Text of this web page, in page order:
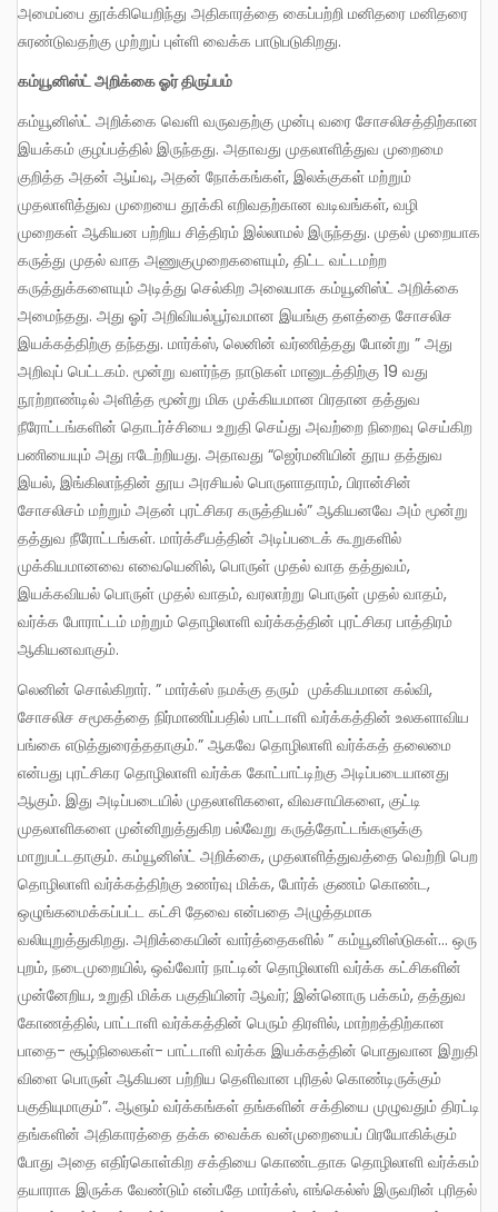
அமைப்பை தூக்கியெறிந்து அதிகாரத்தை கைப்பற்றி மனிதரை மனிதரை
சுரண்டுவதற்கு முற்றுப் புள்ளி வைக்க பாடுபடுகிறது.
கம்யூனிஸ்ட் அறிக்கை ஓர் திருப்பம்
கம்யூனிஸ்ட் அறிக்கை வெளி வருவதற்கு முன்பு வரை சோசலிசத்திற்கான
இயக்கம் குழப்பத்தில் இருந்தது. அதாவது முதலாளித்துவ முறைமை
குறித்த அதன் ஆய்வு, அதன் நோக்கங்கள், இலக்குகள் மற்றும்
முதலாளித்துவ முறையை தூக்கி எறிவதற்கான வடிவங்கள், வழி
முறைகள் ஆகியன பற்றிய சித்திரம் இல்லாமல் இருந்தது. முதல் முறையாக
கருத்து முதல் வாத அணுகுமுறைகளையும், திட்ட வட்டமற்ற
கருத்துக்களையும் அடித்து செல்கிற அலையாக கம்யூனிஸ்ட் அறிக்கை
அமைந்தது. அது ஓர் அறிவியல்பூர்வமான இயங்கு தளத்தை சோசலிச
இயக்கத்திற்கு தந்தது. மார்க்ஸ், லெனின் வர்ணித்தது போன்று ” அது
அறிவுப் பெட்டகம். மூன்று வளர்ந்த நாடுகள் மானுடத்திற்கு 19 வது
நூற்றாண்டில் அளித்த மூன்று மிக முக்கியமான பிரதான தத்துவ
நீரோட்டங்களின் தொடர்ச்சியை உறுதி செய்து அவற்றை நிறைவு செய்கிற
பணியையும் அது ஈடேற்றியது. அதாவது “ஜெர்மனியின் தூய தத்துவ
இயல், இங்கிலாந்தின் தூய அரசியல் பொருளாதாரம், பிரான்சின்
சோசலிசம் மற்றும் அதன் புரட்சிகர கருத்தியல்” ஆகியனவே அம் மூன்று
தத்துவ நீரோட்டங்கள். மார்க்சீயத்தின் அடிப்படைக் கூறுகளில்
முக்கியமானவை எவையெனில், பொருள் முதல் வாத தத்துவம்,
இயக்கவியல் பொருள் முதல் வாதம், வரலாற்று பொருள் முதல் வாதம்,
வர்க்க போராட்டம் மற்றும் தொழிலாளி வர்க்கத்தின் புரட்சிகர பாத்திரம்
ஆகியனவாகும்.
லெனின் சொல்கிறார். ” மார்க்ஸ் நமக்கு தரும் முக்கியமான கல்வி,
சோசலிச சமூகத்தை நிர்மாணிப்பதில் பாட்டாளி வர்க்கத்தின் உலகளாவிய
பங்கை எடுத்துரைத்ததாகும்.” ஆகவே தொழிலாளி வர்க்கத் தலைமை
என்பது புரட்சிகர தொழிலாளி வர்க்க கோட்பாட்டிற்கு அடிப்படையானது
ஆகும். இது அடிப்படையில் முதலாளிகளை, விவசாயிகளை, குட்டி
முதலாளிகளை முன்னிறுத்துகிற பல்வேறு கருத்தோட்டங்களுக்கு
மாறுபட்டதாகும். கம்யூனிஸ்ட் அறிக்கை, முதலாளித்துவத்தை வெற்றி பெற
தொழிலாளி வர்க்கத்திற்கு உணர்வு மிக்க, போர்க் குணம் கொண்ட,
ஒழுங்கமைக்கப்பட்ட கட்சி தேவை என்பதை அழுத்தமாக
வலியுறுத்துகிறது. அறிக்கையின் வார்த்தைகளில் ” கம்யூனிஸ்டுகள்… ஒரு
புறம், நடைமுறையில், ஒவ்வோர் நாட்டின் தொழிலாளி வர்க்க கட்சிகளின்
முன்னேறிய, உறுதி மிக்க பகுதியினர் ஆவர்; இன்னொரு பக்கம், தத்துவ
கோணத்தில், பாட்டாளி வர்க்கத்தின் பெரும் திரளில், மாற்றத்திற்கான
பாதை- சூழ்நிலைகள்- பாட்டாளி வர்க்க இயக்கத்தின் பொதுவான இறுதி
விளை பொருள் ஆகியன பற்றிய தெளிவான புரிதல் கொண்டிருக்கும்
பகுதியுமாகும்”. ஆளும் வர்க்கங்கள் தங்களின் சக்தியை முழுவதும் திரட்டி
தங்களின் அதிகாரத்தை தக்க வைக்க வன்முறையைப் பிரயோகிக்கும்
போது அதை எதிர்கொள்கிற சக்தியை கொண்டதாக தொழிலாளி வர்க்கம்
தயாராக இருக்க வேண்டும் என்பதே மார்க்ஸ், எங்கெல்ஸ் இருவரின் புரிதல்